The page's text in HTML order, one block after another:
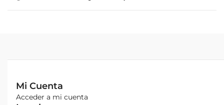
Mi Cuenta
Acceder a mi cuenta